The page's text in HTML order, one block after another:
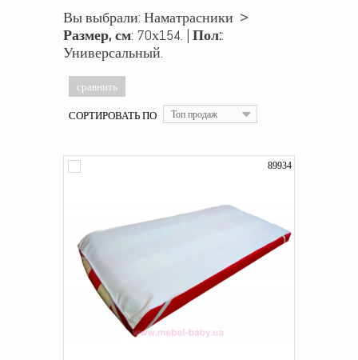
Вы выбрали: Наматрасники >
Размер, см: 70х154. | Пол::
Универсальный.
СОРТИРОВАТЬ ПО Топ продаж
89934